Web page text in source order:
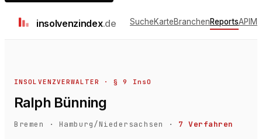
insolvenzindex.de SucheKarteBranchenReportsAPI
INSOLVENZVERWALTER · § 9 InsO
Ralph Bünning
Bremen · Hamburg/Niedersachsen · 7 Verfahren